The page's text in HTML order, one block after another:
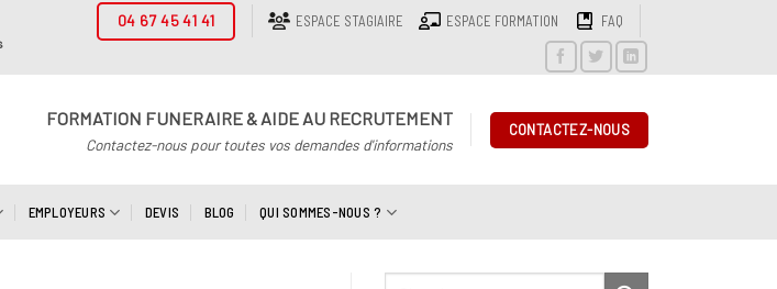
04 67 45 41 41 ESPACE STAGIAIRE ESPACE FORMATION FAQ
FORMATION FUNERAIRE & AIDE AU RECRUTEMENT
Contactez-nous pour toutes vos demandes d'informations
CONTACTEZ-NOUS
EMPLOYEURS DEVIS BLOG QUI SOMMES-NOUS ?